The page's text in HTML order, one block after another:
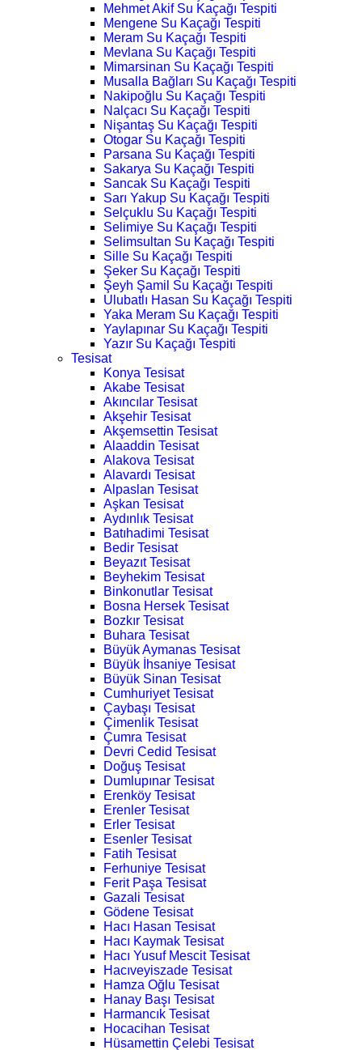
Mehmet Akif Su Kaçağı Tespiti
Mengene Su Kaçağı Tespiti
Meram Su Kaçağı Tespiti
Mevlana Su Kaçağı Tespiti
Mimarsinan Su Kaçağı Tespiti
Musalla Bağları Su Kaçağı Tespiti
Nakipoğlu Su Kaçağı Tespiti
Nalçacı Su Kaçağı Tespiti
Nişantaş Su Kaçağı Tespiti
Otogar Su Kaçağı Tespiti
Parsana Su Kaçağı Tespiti
Sakarya Su Kaçağı Tespiti
Sancak Su Kaçağı Tespiti
Sarı Yakup Su Kaçağı Tespiti
Selçuklu Su Kaçağı Tespiti
Selimiye Su Kaçağı Tespiti
Selimsultan Su Kaçağı Tespiti
Sille Su Kaçağı Tespiti
Şeker Su Kaçağı Tespiti
Şeyh Şamil Su Kaçağı Tespiti
Ulubatlı Hasan Su Kaçağı Tespiti
Yaka Meram Su Kaçağı Tespiti
Yaylapınar Su Kaçağı Tespiti
Yazır Su Kaçağı Tespiti
Tesisat
Konya Tesisat
Akabe Tesisat
Akıncılar Tesisat
Akşehir Tesisat
Akşemsettin Tesisat
Alaaddin Tesisat
Alakova Tesisat
Alavardı Tesisat
Alpaslan Tesisat
Aşkan Tesisat
Aydınlık Tesisat
Batıhadimi Tesisat
Bedir Tesisat
Beyazıt Tesisat
Beyhekim Tesisat
Binkonutlar Tesisat
Bosna Hersek Tesisat
Bozkır Tesisat
Buhara Tesisat
Büyük Aymanas Tesisat
Büyük İhsaniye Tesisat
Büyük Sinan Tesisat
Cumhuriyet Tesisat
Çaybaşı Tesisat
Çimenlik Tesisat
Çumra Tesisat
Devri Cedid Tesisat
Doğuş Tesisat
Dumlupınar Tesisat
Erenköy Tesisat
Erenler Tesisat
Erler Tesisat
Esenler Tesisat
Fatih Tesisat
Ferhuniye Tesisat
Ferit Paşa Tesisat
Gazali Tesisat
Gödene Tesisat
Hacı Hasan Tesisat
Hacı Kaymak Tesisat
Hacı Yusuf Mescit Tesisat
Hacıveyiszade Tesisat
Hamza Oğlu Tesisat
Hanay Başı Tesisat
Harmancık Tesisat
Hocacihan Tesisat
Hüsamettin Çelebi Tesisat